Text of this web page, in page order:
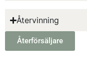
Återvinning
Återförsäljare